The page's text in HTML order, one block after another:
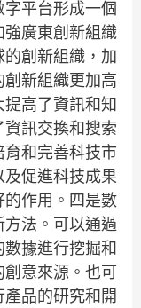
平台形成一個
廣東創新組織
創新組織，加
新組織更加高
高了資訊和知
訊交換和搜索
和完善科技市
促進科技成果
作用。四是數
法。可以通過
據進行挖掘和
意來源。也可
品的研究和開